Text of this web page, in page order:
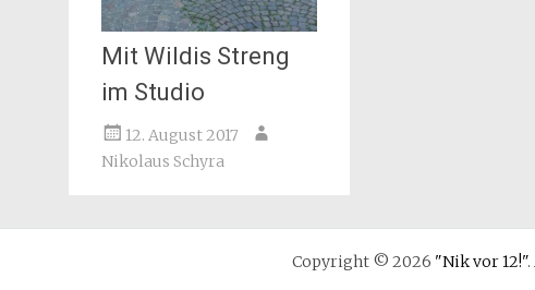
Mit Wildis Streng
im Studio
12. August 2017
Nikolaus Schyra
Copyright © 2026 "Nik vor 12!".